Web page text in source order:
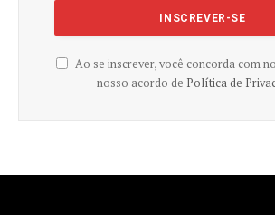
Ao se inscrever, você concorda com
nosso acordo de Política de